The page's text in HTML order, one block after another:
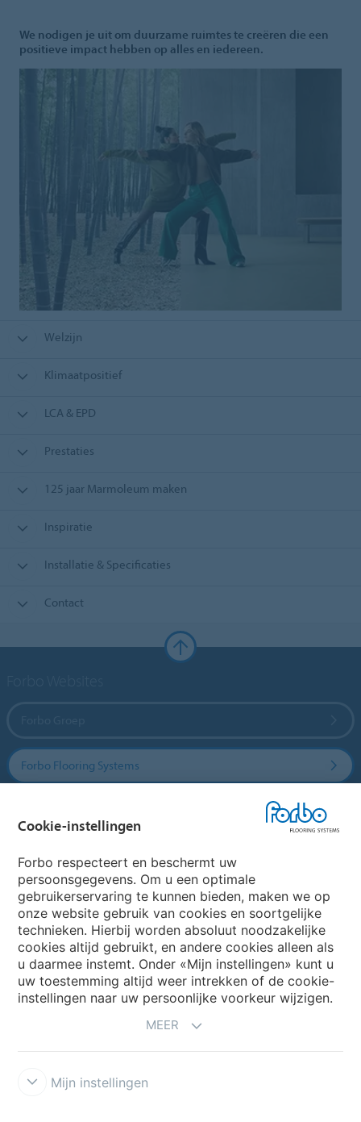
We nodigen je uit om duurzame ruimtes te creëren die een
positieve impact hebben op alles en iedereen.
Welzijn
Klimaatpositief
LCA & EPD
Prestaties
125 jaar Marmoleum maken
Inspiratie
Installatie & Specificaties
Contact
Forbo Flooring Systems
Website
Kies uw land
My Forbo
Cookie-instellingen
Forbo respecteert en beschermt uw
persoonsgegevens. Om u een optimale
gebruikerservaring te kunnen bieden, maken we op
onze website gebruik van cookies en soortgelijke
technieken. Hierbij worden absoluut noodzakelijke
cookies altijd gebruikt, en andere cookies alleen als
u daarmee instemt. Onder «Mijn instellingen» kunt u
uw toestemming altijd weer intrekken of de cookie-
instellingen naar uw persoonlijke voorkeur wijzigen.
MEER
Mijn instellingen